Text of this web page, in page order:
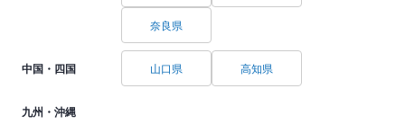
奈良県
中国・四国 山口県 高知県
九州・沖縄